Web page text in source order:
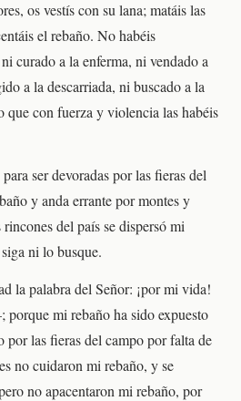
os vestís con su lana; matáis las
el rebaño. No habéis
curado a la enferma, ni vendado a
a la descarriada, ni buscado a la
que con fuerza y violencia las habéis
ser devoradas por las fieras del
y anda errante por montes y
del país se dispersó mi
ni lo busque.
la palabra del Señor: ¡por mi vida!
porque mi rebaño ha sido expuesto
por las fieras del campo por falta de
no cuidaron mi rebaño, y se
no apacentaron mi rebaño, por